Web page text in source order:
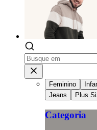
Feminino
Jeans
Plus
Categoria